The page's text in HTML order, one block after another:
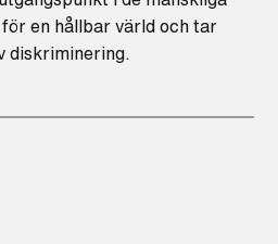
en hållbar värld och tar
diskriminering.